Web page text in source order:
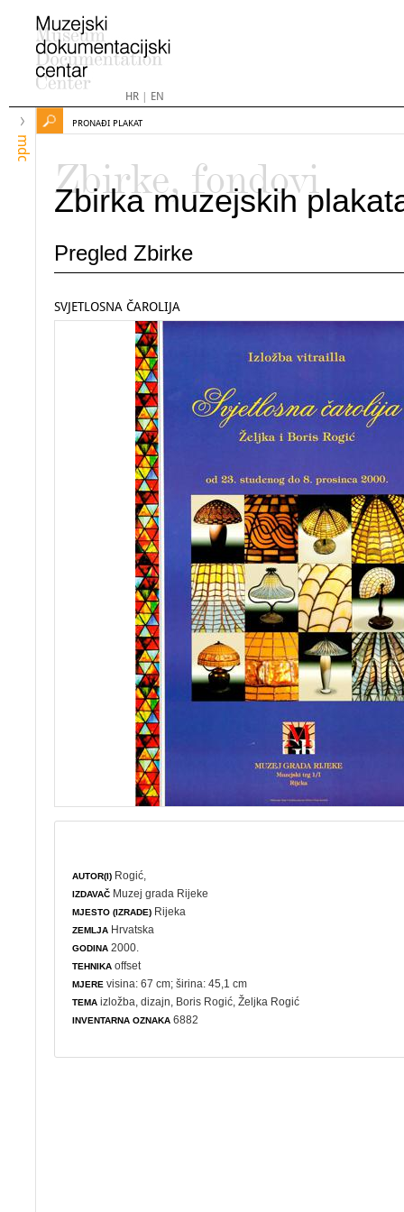
HR| EN
mdc
PRONAĐI PLAKAT
Zbirke, fondovi
Zbirka muzejskih
Pregled Zbirke
SVJETLOSNA ČAROLIJA
AUTOR(I) Rogić,
IZDAVAČ Muzej grada Rijeke
MJESTO (IZRADE) Rijeka
ZEMLJA Hrvatska
GODINA 2000.
TEHNIKA offset
MJERE visina: 67 cm; širina: 45,1 cm
TEMA izložba ,dizajn , Boris Rogić, Željka Rogić
INVENTARNA OZNAKA 6882